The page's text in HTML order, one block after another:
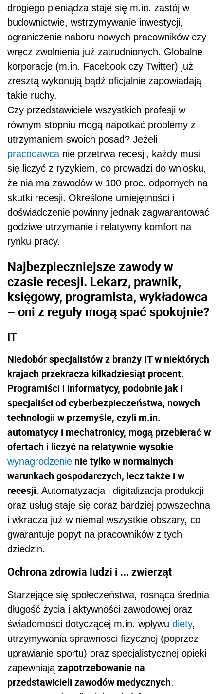
drogiego pieniądza staje się m.in. zastój w
budownictwie, wstrzymywanie inwestycji,
ograniczenie naboru nowych pracowników czy
wręcz zwolnienia już zatrudnionych. Globalne
korporacje (m.in. Facebook czy Twitter) już
zresztą wykonują bądź oficjalnie zapowiadają
takie ruchy.
Czy przedstawiciele wszystkich profesji w
równym stopniu mogą napotkać problemy z
utrzymaniem swoich posad? Jeżeli
pracodawca nie przetrwa recesji, każdy musi
się liczyć z ryzykiem, co prowadzi do wniosku,
że nia ma zawodów w 100 proc. odpornych na
skutki recesji. Określone umiejętności i
doświadczenie powinny jednak zagwarantować
godziwe utrzymanie i relatywny komfort na
rynku pracy.
Najbezpieczniejsze zawody w
czasie recesji. Lekarz, prawnik,
księgowy, programista, wykładowca
– oni z reguły mogą spać spokojnie?
IT
Niedobór specjalistów z branży IT w niektórych
krajach przekracza kilkadziesiąt procent.
Programiści i informatycy, podobnie jak i
specjaliści od cyberbezpieczeństwa, nowych
technologii w przemyśle, czyli m.in.
automatycy i mechatronicy, mogą przebierać w
ofertach i liczyć na relatywnie wysokie
wynagrodzenie nie tylko w normalnych
warunkach gospodarczych, lecz także i w
recesji. Automatyzacja i digitalizacja produkcji
oraz usług staje się coraz bardziej powszechna
i wkracza już w niemal wszystkie obszary, co
gwarantuje popyt na pracowników z tych
dziedzin.
Ochrona zdrowia ludzi i ... zwierząt
Starzejące się społeczeństwa, rosnąca średnia
długość życia i aktywności zawodowej oraz
świadomości dotyczącej m.in. wpływu diety,
utrzymywania sprawności fizycznej (poprzez
uprawianie sportu) oraz specjalistycznej opieki
zapewniają zapotrzebowanie na
przedstawicieli zawodów medycznych.